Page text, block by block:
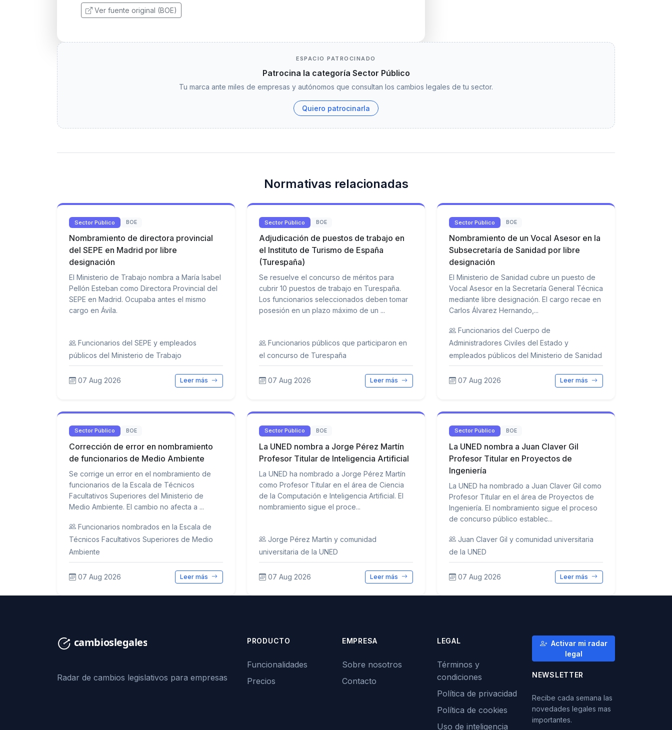
Ver fuente original (BOE)
ESPACIO PATROCINADO
Patrocina la categoría Sector Público
Tu marca ante miles de empresas y autónomos que consultan los cambios legales de tu sector.
Quiero patrocinarla
Normativas relacionadas
Sector Público BOE
Nombramiento de directora provincial
del SEPE en Madrid por libre
designación
El Ministerio de Trabajo nombra a María Isabel
Pellón Esteban como Directora Provincial del
SEPE en Madrid. Ocupaba antes el mismo
cargo en Ávila.
Funcionarios del SEPE y empleados
públicos del Ministerio de Trabajo
07 Aug 2026 Leer más
Sector Público BOE
Adjudicación de puestos de trabajo en
el Instituto de Turismo de España
(Turespaña)
Se resuelve el concurso de méritos para
cubrir 10 puestos de trabajo en Turespaña.
Los funcionarios seleccionados deben tomar
posesión en un plazo máximo de un ...
Funcionarios públicos que participaron en
el concurso de Turespaña
07 Aug 2026 Leer más
Sector Público BOE
Nombramiento de un Vocal Asesor en la
Subsecretaría de Sanidad por libre
designación
El Ministerio de Sanidad cubre un puesto de
Vocal Asesor en la Secretaría General Técnica
mediante libre designación. El cargo recae en
Carlos Álvarez Hernando,...
Funcionarios del Cuerpo de
Administradores Civiles del Estado y
empleados públicos del Ministerio de Sanidad
07 Aug 2026 Leer más
Sector Público BOE
Corrección de error en nombramiento
de funcionarios de Medio Ambiente
Se corrige un error en el nombramiento de
funcionarios de la Escala de Técnicos
Facultativos Superiores del Ministerio de
Medio Ambiente. El cambio no afecta a ...
Funcionarios nombrados en la Escala de
Técnicos Facultativos Superiores de Medio
Ambiente
07 Aug 2026 Leer más
Sector Público BOE
La UNED nombra a Jorge Pérez Martín
Profesor Titular de Inteligencia Artificial
La UNED ha nombrado a Jorge Pérez Martín
como Profesor Titular en el área de Ciencia
de la Computación e Inteligencia Artificial. El
nombramiento sigue el proce...
Jorge Pérez Martín y comunidad
universitaria de la UNED
07 Aug 2026 Leer más
Sector Público BOE
La UNED nombra a Juan Claver Gil
Profesor Titular en Proyectos de
Ingeniería
La UNED ha nombrado a Juan Claver Gil como
Profesor Titular en el área de Proyectos de
Ingeniería. El nombramiento sigue el proceso
de concurso público establec...
Juan Claver Gil y comunidad universitaria
de la UNED
07 Aug 2026 Leer más
Radar de cambios legislativos para empresas
PRODUCTO
Funcionalidades
Precios
EMPRESA
Sobre nosotros
Contacto
LEGAL
Términos y
condiciones
Política de privacidad
Política de cookies
Uso de inteligencia
Activar mi radar
legal
NEWSLETTER
Recibe cada semana las
novedades legales mas
importantes.